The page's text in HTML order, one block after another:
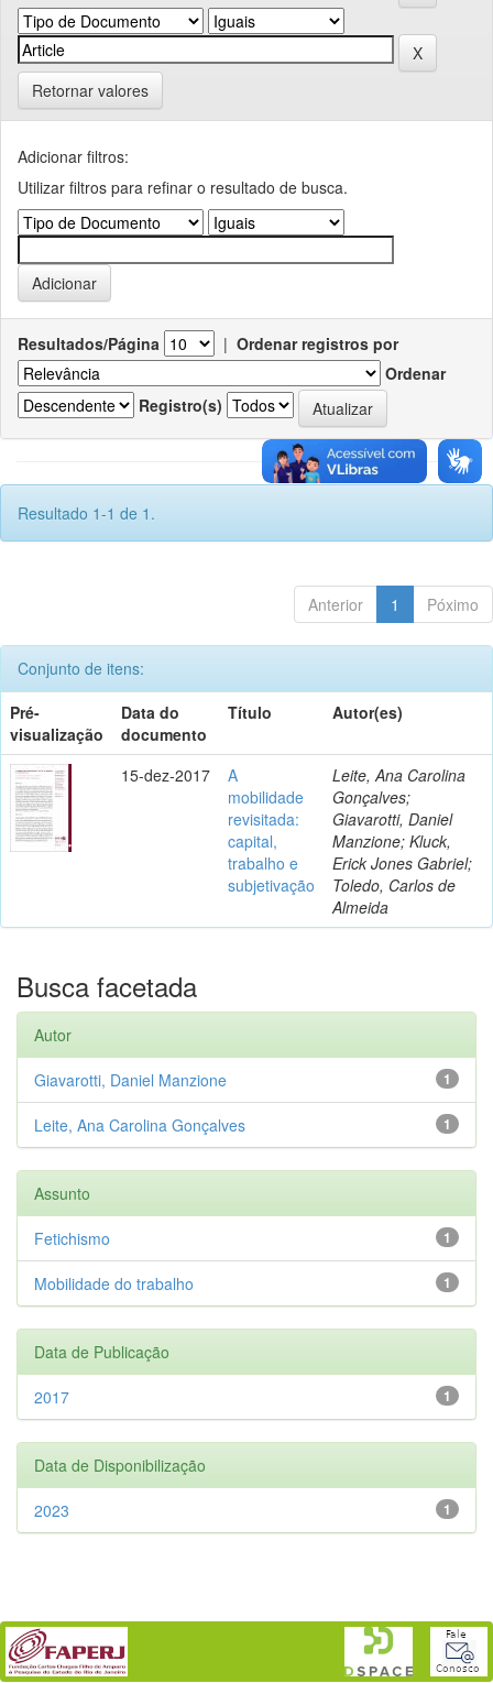
Retornar valores
Adicionar filtros:
Utilizar filtros para refinar o resultado de busca.
Resultados/Página | Ordenar registros por
Ordenar
Registro(s)
Resultado 1-1 de 1.
Anterior 1 Póximo
Conjunto de itens:
Pré-
visualização
Data do
documento
Título Autor(es)
15-dez-2017
A
mobilidade
revisitada:
capital,
trabalho e
subjetivação
Leite, Ana Carolina
Gonçalves;
Giavarotti, Daniel
Manzione; Kluck,
Erick Jones Gabriel;
Toledo, Carlos de
Almeida
Busca facetada
Autor
1
Giavarotti, Daniel Manzione
1
Leite, Ana Carolina Gonçalves
Assunto
1
Fetichismo
1
Mobilidade do trabalho
Data de Publicação
1
2017
Data de Disponibilização
1
2023